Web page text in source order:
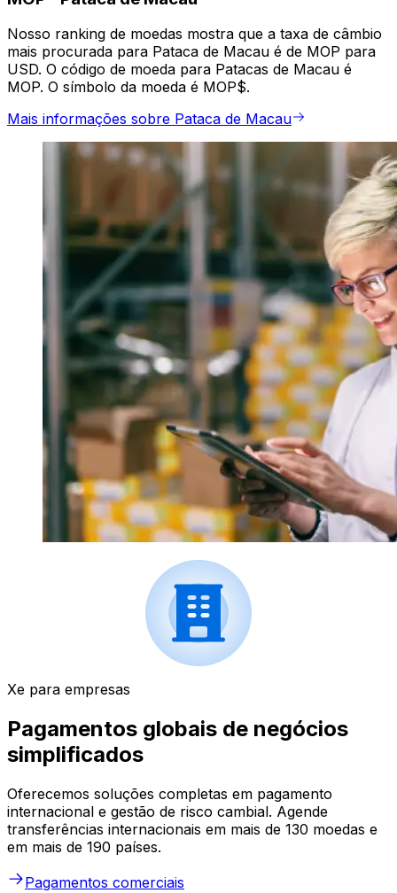
Nosso ranking de moedas mostra que a taxa de câmbio
mais procurada para Pataca de Macau é de MOP para
USD. O código de moeda para Patacas de Macau é
MOP. O símbolo da moeda é MOP$.
Mais informações sobre Pataca de Macau
Xe para empresas
Pagamentos globais de negócios
simplificados
Oferecemos soluções completas em pagamento
internacional e gestão de risco cambial. Agende
transferências internacionais em mais de 130 moedas e
em mais de 190 países.
Pagamentos comerciais